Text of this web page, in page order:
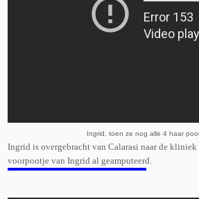
Ingrid, toen ze nog alle 4 haar
Ingrid is overgebracht van Calarasi naar de kliniek
voorpootje van Ingrid al geamputeerd.